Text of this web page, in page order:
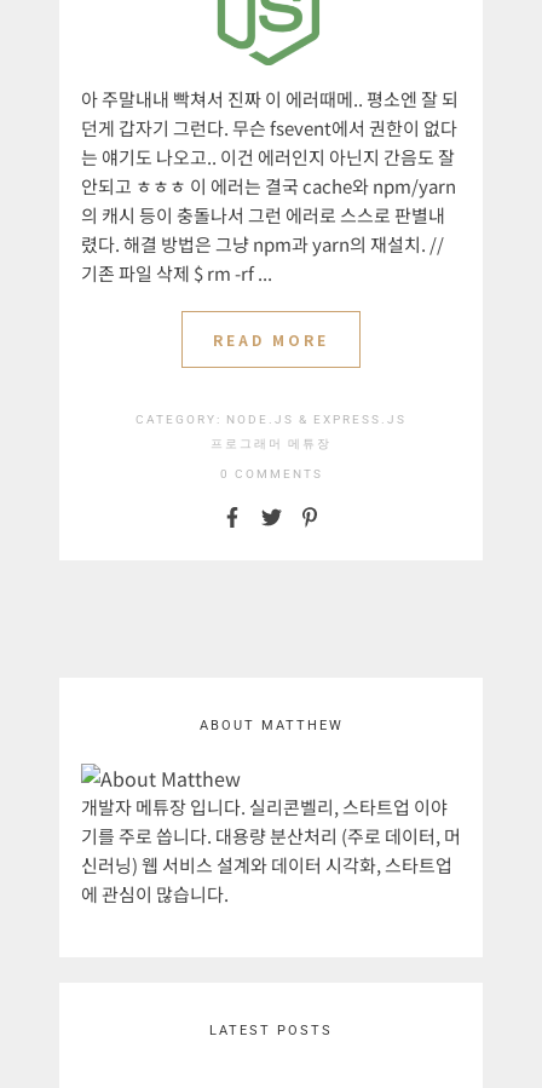
아 주말내내 빡쳐서 진짜 이 에러때메.. 평소엔 잘 되
던게 갑자기 그런다. 무슨 fsevent에서 권한이 없다
는 얘기도 나오고.. 이건 에러인지 아닌지 간음도 잘
안되고 ㅎㅎㅎ 이 에러는 결국 cache와 npm/yarn
의 캐시 등이 충돌나서 그런 에러로 스스로 판별내
렸다. 해결 방법은 그냥 npm과 yarn의 재설치. //
기존 파일 삭제 $ rm -rf ...
READ MORE
CATEGORY: NODE.JS & EXPRESS.JS
프로그래머 메튜장
0 COMMENTS
ABOUT MATTHEW
개발자 메튜장 입니다. 실리콘벨리, 스타트업 이야
기를 주로 씁니다. 대용량 분산처리 (주로 데이터, 머
신러닝) 웹 서비스 설계와 데이터 시각화, 스타트업
에 관심이 많습니다.
LATEST POSTS